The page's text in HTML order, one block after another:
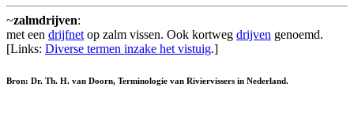
~zalmdrijven:
met een drijfnet op zalm vissen. Ook kortweg drijven genoemd.
[Links: Diverse termen inzake het vistuig.]
Bron: Dr. Th. H. van Doorn, Terminologie van Riviervissers in Nederland.